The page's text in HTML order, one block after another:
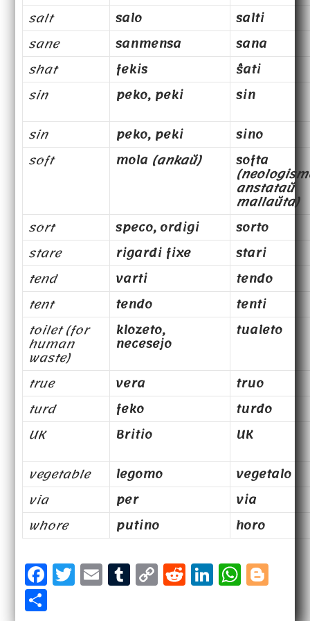
salt
salo
salti
sane
sanmensa
sana
shat
fekis
ŝati
sin
peko, peki
sin
sin
peko, peki
sino
soft
mola (ankaŭ) softa
anstataŭ
mallaŭta)
sort
speco, ordigi
sorto
stare
rigardi fixe
stari
tend
varti
tendo
tent
tendo
tenti
toilet (for
human
waste)
klozeto,
necesejo
tualeto
true vera
truo
turd
feko
turdo
UK
Britio
UK
vegetable
legomo
vegetalo
via
per
via
whore
putino horo
F
a T
w E
mT
u C
o R
e Li
n W
h
S